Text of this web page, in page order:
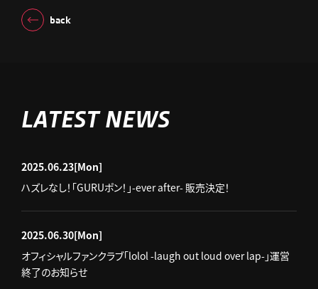
back
LATEST NEWS
2025.06.23[Mon]
ハズレなし！「GURUポン！」-ever after- 販売決定！
2025.06.30[Mon]
オフィシャルファンクラブ「lolol -laugh out loud over lap-」運営
終了のお知らせ